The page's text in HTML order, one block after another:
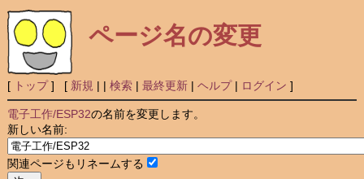
ページ名の変更
[ トップ] [ 新規 | | 検索| 最終更新| ヘルプ| ログイン ]
電子工作/ESP32の名前を変更します。
新しい名前:
関連ページもリネームする